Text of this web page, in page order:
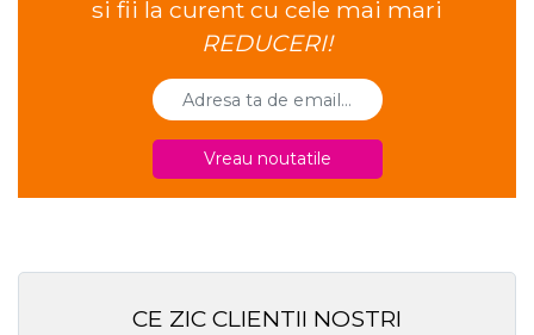
si fii la curent cu cele mai mari
REDUCERI!
Vreau noutatile
CE ZIC CLIENTII NOSTRI